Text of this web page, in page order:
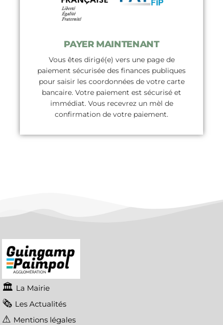
PAYER MAINTENANT
Vous êtes dirigé(e) vers une page de
paiement sécurisée des finances publiques
pour saisir les coordonnées de votre carte
bancaire. Votre paiement est sécurisé et
immédiat. Vous recevrez un mèl de
confirmation de votre paiement.
La Mairie
Les Actualités
Mentions légales